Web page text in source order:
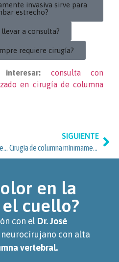
invasiva sirve para
estrecho?
a consulta?
requiere cirugía?
consulta con
en cirugía de columna
Cirugía de Columna Mínimamente Invasiva en Roma Sur y Cuauhtémoc
SIGUIENTE
Cirugía de columna mínimamente invasiva: lo que debes considerar si vives en la zona de Florida, Álvaro Obregón
en la
cuello?
con el Dr. José
neurocirujano con alta
vertebral.